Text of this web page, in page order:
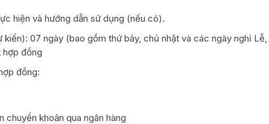
hiện và hướng dẫn sử dụng (nếu có).
07 ngày (bao gồm thứ bảy, chủ nhật và các ngày nghỉ Lễ,
đồng
đồng:
chuyển khoản qua ngân hàng